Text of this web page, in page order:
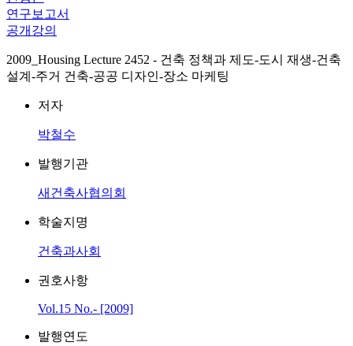
연구보고서
공개강의
2009_Housing Lecture 2452 - 건축 정책과 제도-도시 재생-건축
설계-주거 건축-공공 디자인-장소 마케팅
저자
박철수
발행기관
새건축사협의회
학술지명
건축과사회
권호사항
Vol.15 No.- [2009]
발행연도